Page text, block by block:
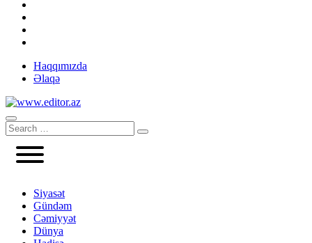
Haqqımızda
Əlaqə
Siyasət
Gündəm
Cəmiyyət
Dünya